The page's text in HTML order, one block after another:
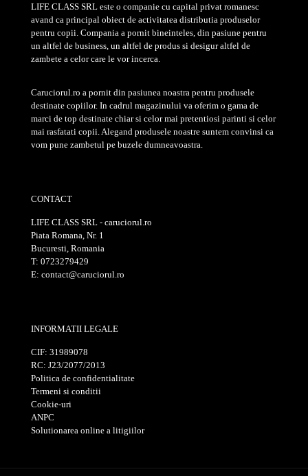
LIFE CLASS SRL este o companie cu capital privat romanesc
avand ca principal obiect de activitatea distributia produselor
pentru copii. Compania a pornit bineinteles, din pasiune pentru
un altfel de business, un altfel de produs si desigur altfel de
zambete a celor care le vor incerca.
Caruciorul.ro a pornit din pasiunea noastra pentru produsele
destinate copiilor. In cadrul magazinului va oferim o gama de
marci de top destinate chiar si celor mai pretentiosi parinti si celor
mai rasfatati copii. Alegand produsele noastre suntem convinsi ca
vom pune zambetul pe buzele dumneavoastra.
CONTACT
LIFE CLASS SRL - caruciorul.ro
Piata Romana, Nr. 1
Bucuresti, Romania
T: 0723279429
E: contact@caruciorul.ro
INFORMATII LEGALE
CIF: 31989078
RC: J23/2077/2013
Politica de confidentialitate
Termeni si conditii
Cookie-uri
ANPC
Solutionarea online a litigiilor